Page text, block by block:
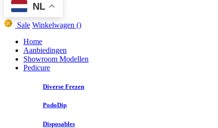
NL
Sale Winkelwagen ()
Home
Aanbiedingen
Showroom Modellen
Pedicure
Diverse Frezen
PodoDip
Disposables